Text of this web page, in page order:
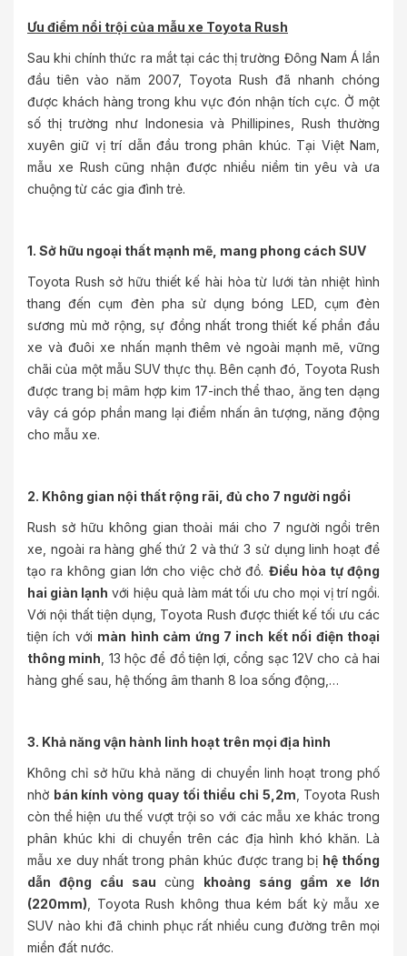
Ưu điểm nổi trội của mẫu xe Toyota Rush
Sau khi chính thức ra mắt tại các thị trường Đông Nam Á lần
đầu tiên vào năm 2007, Toyota Rush đã nhanh chóng
được khách hàng trong khu vực đón nhận tích cực. Ở một
số thị trường như Indonesia và Phillipines, Rush thường
xuyên giữ vị trí dẫn đầu trong phân khúc. Tại Việt Nam,
mẫu xe Rush cũng nhận được nhiều niềm tin yêu và ưa
chuộng từ các gia đình trẻ.
1. Sở hữu ngoại thất mạnh mẽ, mang phong cách SUV
Toyota Rush sở hữu thiết kế hài hòa từ lưới tản nhiệt hình
thang đến cụm đèn pha sử dụng bóng LED, cụm đèn
sương mù mở rộng, sự đồng nhất trong thiết kế phần đầu
xe và đuôi xe nhấn mạnh thêm vẻ ngoài mạnh mẽ, vững
chãi của một mẫu SUV thực thụ. Bên cạnh đó, Toyota Rush
được trang bị mâm hợp kim 17-inch thể thao, ăng ten dạng
vây cá góp phần mang lại điểm nhấn ân tượng, năng động
cho mẫu xe.
2. Không gian nội thất rộng rãi, đủ cho 7 người ngồi
Rush sở hữu không gian thoải mái cho 7 người ngồi trên
xe, ngoài ra hàng ghế thứ 2 và thứ 3 sử dụng linh hoạt để
tạo ra không gian lớn cho việc chở đồ. Điều hòa tự động
hai giàn lạnh với hiệu quả làm mát tối ưu cho mọi vị trí ngồi.
Với nội thất tiện dụng, Toyota Rush được thiết kế tối ưu các
tiện ích với màn hình cảm ứng 7 inch kết nối điện thoại
thông minh , 13 hộc để đồ tiện lợi, cổng sạc 12V cho cả hai
hàng ghế sau, hệ thống âm thanh 8 loa sống động,…
3. Khả năng vận hành linh hoạt trên mọi địa hình
Không chỉ sở hữu khả năng di chuyển linh hoạt trong phố
nhờ bán kính vòng quay tối thiểu chỉ 5,2m , Toyota Rush
còn thể hiện ưu thế vượt trội so với các mẫu xe khác trong
phân khúc khi di chuyển trên các địa hình khó khăn. Là
mẫu xe duy nhất trong phân khúc được trang bị hệ thống
dẫn động cầu sau cùng khoảng sáng gầm xe lớn
(220mm) , Toyota Rush không thua kém bất kỳ mẫu xe
SUV nào khi đã chinh phục rất nhiều cung đường trên mọi
miền đất nước.